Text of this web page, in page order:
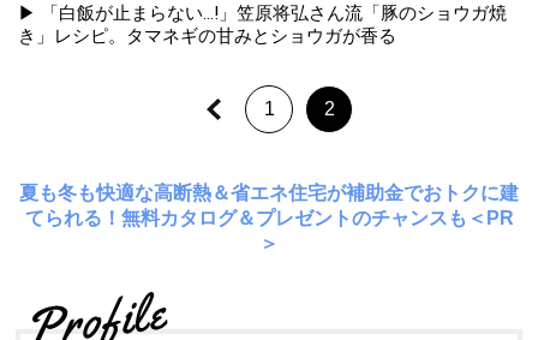
▶ 「白飯が止まらない...!」笠原将弘さん流「豚のショウガ焼
き」レシピ。タマネギの甘みとショウガが香る
1 2
夏も冬も快適な高断熱＆省エネ住宅が補助金でおトクに建
てられる！無料カタログ＆プレゼントのチャンスも＜PR
＞